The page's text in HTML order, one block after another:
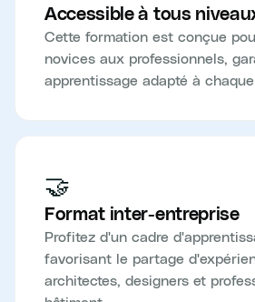
Accessible à tous
Cette formation est conçue
novices aux professionnels,
apprentissage adapté à
🤝
Format inter-entreprise
Profitez d'un cadre
favorisant le partage
architectes, designers et